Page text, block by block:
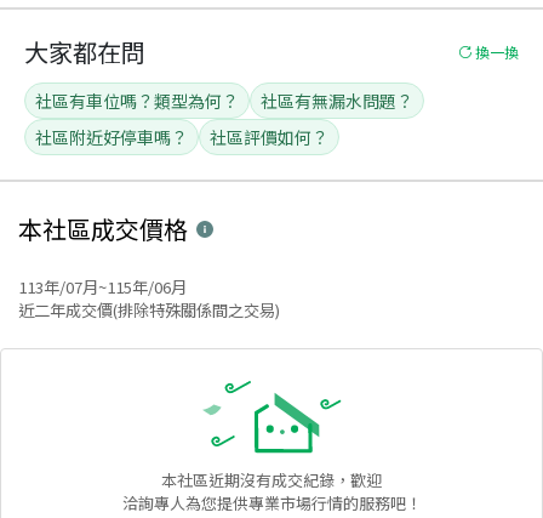
大家都在問 換一換
社區有車位嗎？類型為何？
社區有無漏水問題？
社區附近好停車嗎？
社區評價如何？
本社區成交價格
113年/07月~115年/06月
近二年成交價(排除特殊關係間之交易)
本社區近期沒有成交紀錄，歡迎
洽詢專人為您提供專業市場行情的服務吧！